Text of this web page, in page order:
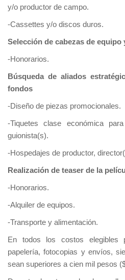
y/o productor de campo.
-Cassettes y/o discos duros.
Selección de cabezas de
-Honorarios.
Búsqueda de aliados
fondos
-Diseño de piezas promocionales.
-Tiquetes clase económica
guionista(s).
-Hospedajes de productor,
Realización de teaser de la
-Honorarios.
-Alquiler de equipos.
-Transporte y alimentación.
En todos los costos elegibles
papelería, fotocopias y envíos,
sean superiores a cien mil pesos